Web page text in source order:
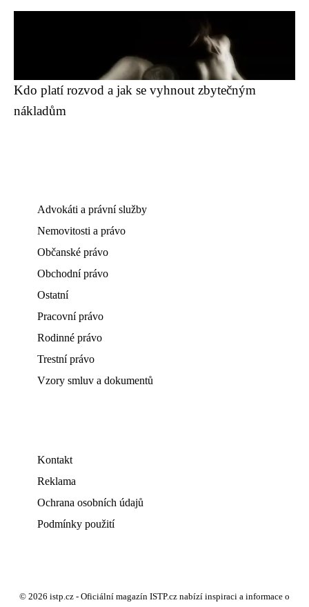
Kdo platí rozvod a jak se vyhnout zbytečným
nákladům
Advokáti a právní služby
Nemovitosti a právo
Občanské právo
Obchodní právo
Ostatní
Pracovní právo
Rodinné právo
Trestní právo
Vzory smluv a dokumentů
Kontakt
Reklama
Ochrana osobních údajů
Podmínky použití
© 2026 istp.cz - Oficiální magazín ISTP.cz nabízí inspiraci a informace o